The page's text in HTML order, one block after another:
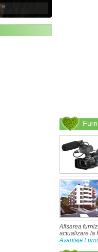
Afisarea
actualizare la
Avantaje